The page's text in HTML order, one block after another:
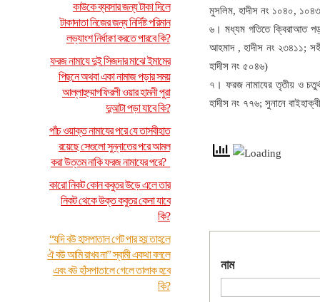
কাউকে ব্যবসার জন্য টাকা দিলে
টাকাদাতা নিজের জন্য নির্দিষ্ট পরিমান
লভ্যাংশ নির্ধারণ করতে পারবে কি?
ফরজ নামাযে দুই সিজদার মাঝে ইমামের
পিছনে অথবা একা নামাজ পড়ার সময়
আল্লাহুম্মাগফিরলী ওয়ার হামনী পুরা
দুআটা পড়া যাবে কি?
পাঁচ ওয়াক্ত নামাযের পরে যে তাসবীহাত
রয়েছে সেগুলো সুন্নাতের পরে আমল
করা উত্তম নাকি ফরজ নামাযের পরে?
কারো নিকট কোন কবুতর উড়ে এলে তার
নিকট থেকে উক্ত কবুতর কেনা যাবে
কি?
“যদি বউ হাসপাতাল গেট পার হয় তাহলে
ঐ বউ আমি রাখব না” স্বামী একথা বললে
এবং বউ হাঁসপাতালে গেলে তালাক হবে
কি?
মুসলিম, হাদীস নং ১০৪০,
৬। মধ্যম গতিতে ক্বিরাআত
আহমাদ , হাদীস নং ২৩৪১১;
হাদীস নং ৫০৪৬)
৭। ফরজ নামাযের তৃতীয় ও
হাদীস নং ৭৭৬; সুনানে
নাম